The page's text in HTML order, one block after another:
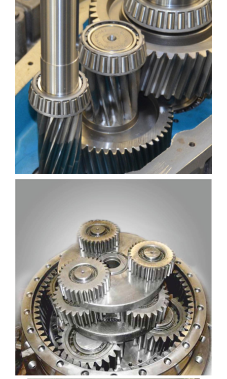
REDÜKTÖR TAMIRI
REDÜKTÖR TAMIRI